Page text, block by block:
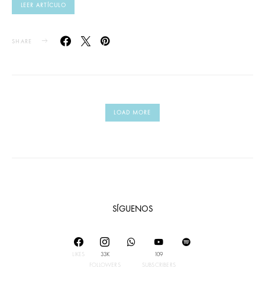
LEER ARTÍCULO
SHARE
LOAD MORE
SÍGUENOS
LIKES
33K
FOLLOWERS
109
SUBSCRIBERS